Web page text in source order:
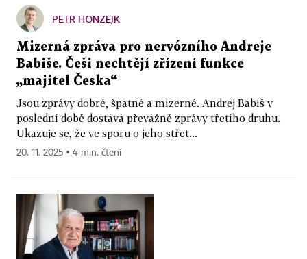
PETR HONZEJK
Mizerná zpráva pro nervózního Andreje
Babiše. Češi nechtějí zřízení funkce
„majitel Česka“
Jsou zprávy dobré, špatné a mizerné. Andrej Babiš v
poslední době dostává převážně zprávy třetího druhu.
Ukazuje se, že ve sporu o jeho střet...
20. 11. 2025 ▪ 4 min. čtení